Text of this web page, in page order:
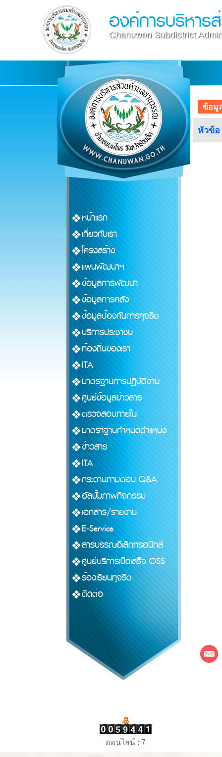
องค์การบริหาร
Chanuwan Subdistrict
หน้าแรก
เกี่ยวกับเรา
โครงสร้าง
แผนพัฒนาฯ
ข้อมูลการพัฒนา
ข้อมูลการคลัง
ข้อมูลป้องกันการทุจริต
บริการประชาชน
ท้องถิ่นของเรา
ITA
มาตรฐานการปฏิบัติงาน
ศูนย์ข้อมูลข่าวสาร
ตรวจสอบภายใน
มาตราฐานกำหนดตำแหน่ง
ข่าวสาร
ITA
กระดานถามตอบ Q&A
อัลบั้มภาพกิจกรรม
เอกสาร/รายงาน
E-Service
สารบรรณอิเล็กทรอนิกส์
ศูนย์บริการเบ็ดเสร็จ OSS
ร้องเรียนทุจริต
ติดต่อ
ออนไลน์ : 7
ข้อมู
หัวข้อ